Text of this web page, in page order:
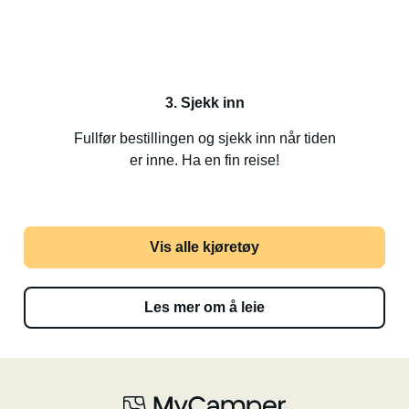
3. Sjekk inn
Fullfør bestillingen og sjekk inn når tiden
er inne. Ha en fin reise!
Vis alle kjøretøy
Les mer om å leie